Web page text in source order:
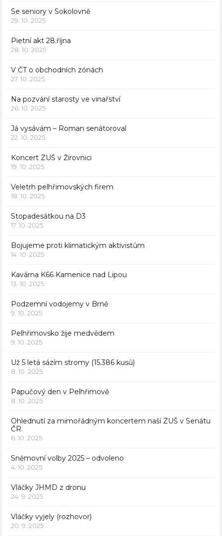
Se seniory v Sokolovně
29. 10. 2025
Pietní akt 28.října
28. 10. 2025
V ČT o obchodních zónách
27. 10. 2025
Na pozvání starosty ve vinařství
26. 10. 2025
Já vysávám – Roman senátoroval
22. 10. 2025
Koncert ZUŠ v Žirovnici
19. 10. 2025
Veletrh pelhřimovských firem
18. 10. 2025
Stopadesátkou na D3
17. 10. 2025
Bojujeme proti klimatickým aktivistům
14. 10. 2025
Kavárna K66 Kamenice nad Lipou
13. 10. 2025
Podzemní vodojemy v Brně
9. 10. 2025
Pelhřimovsko žije medvědem
9. 10. 2025
Už 5 letá sázím stromy (15.386 kusů)
8. 10. 2025
Papučový den v Pelhřimově
8. 10. 2025
Ohlednutí za mimořádným koncertem naší ZUŠ v Senátu
ČR.
6. 10. 2025
Sněmovní volby 2025 – odvoleno
4. 10. 2025
Vláčky JHMD z dronu
24. 9. 2025
Vláčky vyjely (rozhovor)
20. 9. 2025